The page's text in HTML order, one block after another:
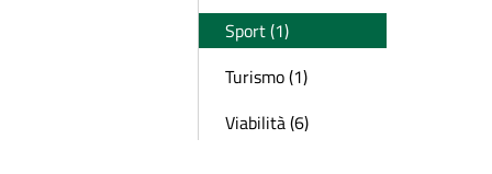
Sport (1)
Turismo (1)
Viabilità (6)